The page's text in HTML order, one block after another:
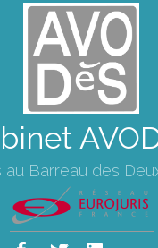
au Barreau des